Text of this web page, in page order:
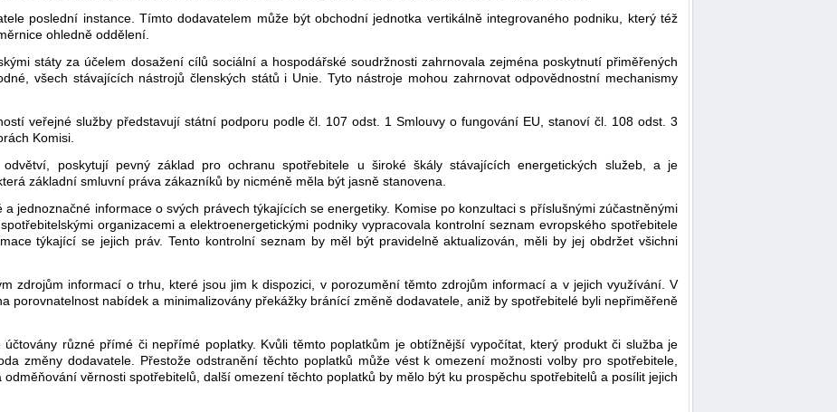
poslední instance. Tímto dodavatelem může být obchodní jednotka vertikálně integrovaného podniku, který též
ohledně oddělení.
státy za účelem dosažení cílů sociální a hospodářské soudržnosti zahrnovala zejména poskytnutí přiměřených
všech stávajících nástrojů členských států i Unie. Tyto nástroje mohou zahrnovat odpovědnostní mechanismy
veřejné služby představují státní podporu podle čl. 107 odst. 1 Smlouvy o fungování EU, stanoví čl. 108 odst. 3
Komisi.
poskytují pevný základ pro ochranu spotřebitele u široké škály stávajících energetických služeb, a je
základní smluvní práva zákazníků by nicméně měla být jasně stanovena.
jednoznačné informace o svých právech týkajících se energetiky. Komise po konzultaci s příslušnými zúčastněnými
organizacemi a elektroenergetickými podniky vypracovala kontrolní seznam evropského spotřebitele
týkající se jejich práv. Tento kontrolní seznam by měl být pravidelně aktualizován, měli by jej obdržet všichni
zdrojům informací o trhu, které jsou jim k dispozici, v porozumění těmto zdrojům informací a v jejich využívání. V
porovnatelnost nabídek a minimalizovány překážky bránící změně dodavatele, aniž by spotřebitelé byli nepřiměřeně
různé přímé či nepřímé poplatky. Kvůli těmto poplatkům je obtížnější vypočítat, který produkt či služba je
změny dodavatele. Přestože odstranění těchto poplatků může vést k omezení možnosti volby pro spotřebitele,
věrnosti spotřebitelů, další omezení těchto poplatků by mělo být ku prospěchu spotřebitelů a posílit jejich